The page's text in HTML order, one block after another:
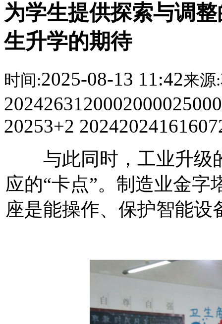
为学生提供探索与调
生升学的期待
时间:2025-08-13 11:42来源:
20253+2
与此同时，工业升级
应的“卡点”。制造业金
座是能操作、保护智能设